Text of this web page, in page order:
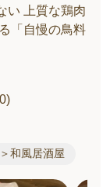
い 上質な鶏肉
「自慢の鳥料
和風居酒屋